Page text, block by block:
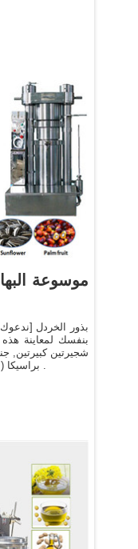
موسوعة
بذور الخردل
بنفسك لمعاينة
شجيرتين كبيرتين,
براسيكا ( خردل أبيض ), المواطن إلى آسيا .